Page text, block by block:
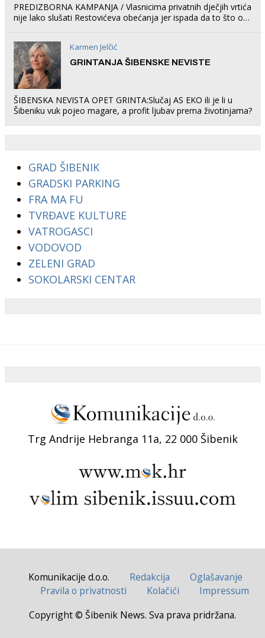
PREDIZBORNA KAMPANJA / Vlasnicima privatnih dječjih vrtića
nije lako slušati Restovićeva obećanja jer ispada da to što oni
Karmen Jelčić
GRINTANJA ŠIBENSKE NEVISTE
ŠIBENSKA NEVISTA OPET GRINTA:Slučaj AS EKO ili je li u
Šibeniku vuk pojeo magare, a profit ljubav prema životinjama?
GRAD ŠIBENIK
GRADSKI PARKING
FRA MA FU
TVRĐAVE KULTURE
VATROGASCI
VODOVOD
ZELENI GRAD
SOKOLARSKI CENTAR
Trg Andrije Hebranga 11a, 22 000 Šibenik
Komunikacije d.o.o. Redakcija
Oglašavanje
Pravila o privatnosti
Kolačići
Impressum
Copyright © Šibenik News. Sva prava pridržana.